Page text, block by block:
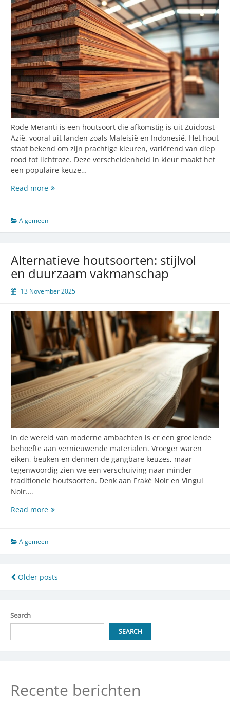
Rode Meranti is een houtsoort die afkomstig is uit Zuidoost-
Azië, vooral uit landen zoals Maleisië en Indonesië. Het hout
staat bekend om zijn prachtige kleuren, variërend van diep
rood tot lichtroze. Deze verscheidenheid in kleur maakt het
een populaire keuze…
Read moreDe
rode
meranti
bouwprojecten
Algemeen
Alternatieve houtsoorten: stijlvol
en duurzaam vakmanschap
13 November 2025
In de wereld van moderne ambachten is er een groeiende
behoefte aan vernieuwende materialen. Vroeger waren
eiken, beuken en dennen de gangbare keuzes, maar
tegenwoordig zien we een verschuiving naar minder
traditionele houtsoorten. Denk aan Fraké Noir en Vingui
Noir….
Read moreAlternatieve
en
duurzaam
Algemeen
Posts
navigation
Older posts
Search
SEARCH
Recente berichten